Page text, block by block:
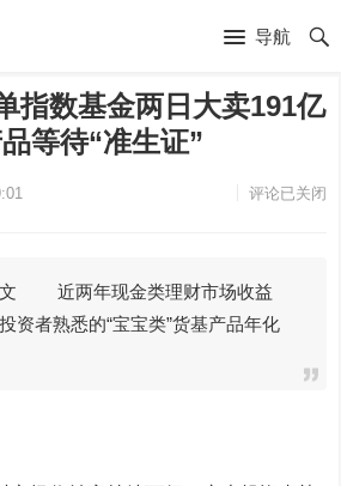
导航
指数基金两日大卖191亿
等待“准生证”
评论已关闭
近两年现金类理财市场收益
资者熟悉的“宝宝类”货基产品年化